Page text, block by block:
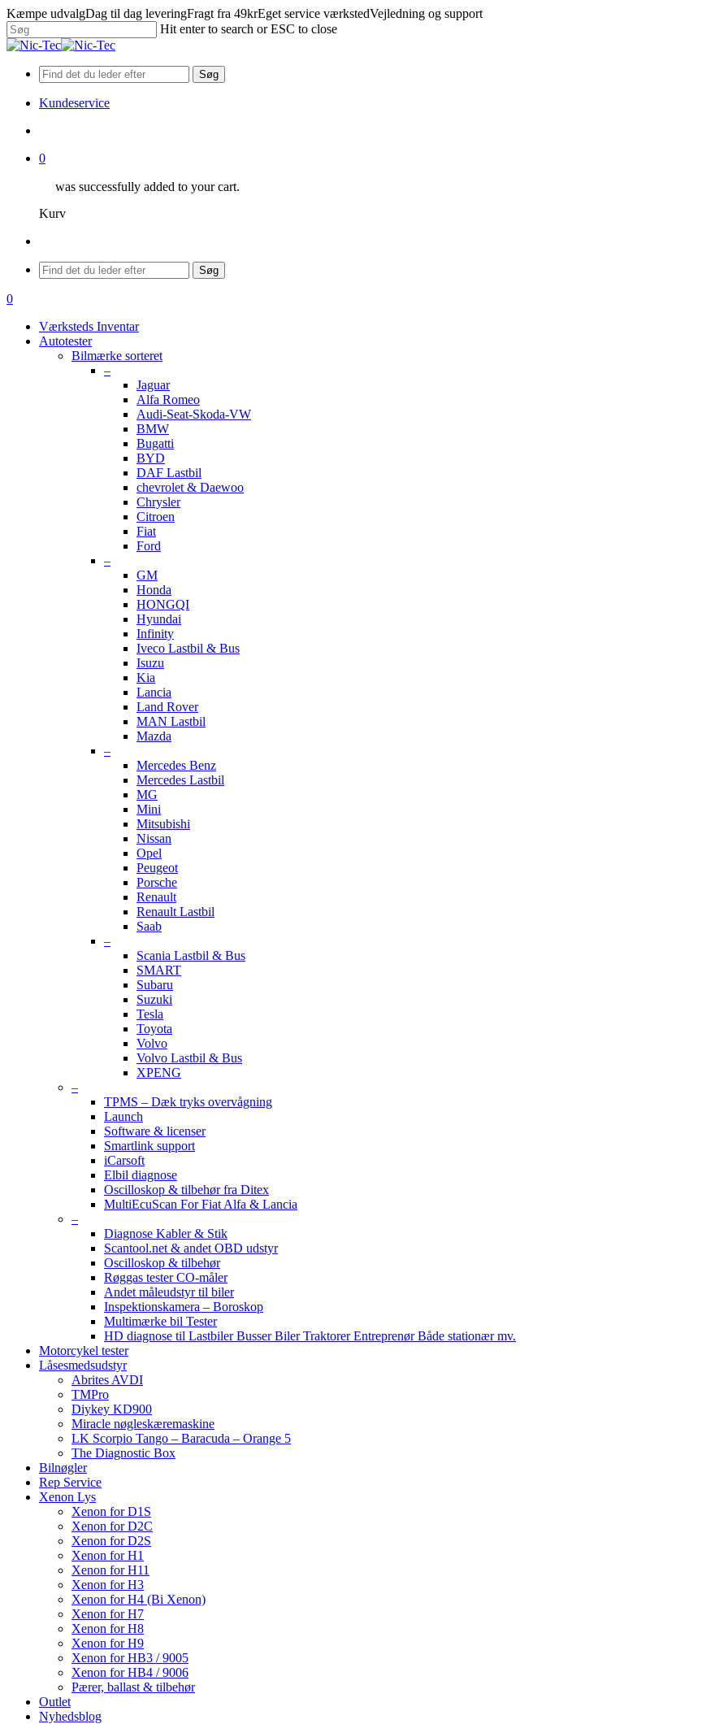
Skip
to
main
Kæmpe udvalgDag til dag leveringFragt fra 49krEget service værkstedVejledning og support
Hit enter to search or ESC to close
Close
Søg
Kundeservice
0
was successfully added to your cart.
Kurv
Menu
Søg
search
0
Værksteds Inventar
Autotester
Bilmærke sorteret
–
Jaguar
Alfa Romeo
Audi-Seat-Skoda-VW
BMW
Bugatti
BYD
DAF Lastbil
chevrolet & Daewoo
Chrysler
Citroen
Fiat
Ford
–
GM
Honda
HONGQI
Hyundai
Infinity
Iveco Lastbil & Bus
Isuzu
Kia
Lancia
Land Rover
MAN Lastbil
Mazda
–
Mercedes Benz
Mercedes Lastbil
MG
Mini
Mitsubishi
Nissan
Opel
Peugeot
Porsche
Renault
Renault Lastbil
Saab
–
Scania Lastbil & Bus
SMART
Subaru
Suzuki
Tesla
Toyota
Volvo
Volvo Lastbil & Bus
XPENG
–
TPMS – Dæk tryks overvågning
Launch
Software & licenser
Smartlink support
iCarsoft
Elbil diagnose
Oscilloskop & tilbehør fra Ditex
MultiEcuScan For Fiat Alfa & Lancia
–
Diagnose Kabler & Stik
Scantool.net & andet OBD udstyr
Oscilloskop & tilbehør
Røggas tester CO-måler
Andet måleudstyr til biler
Inspektionskamera – Boroskop
Multimærke bil Tester
HD diagnose til Lastbiler Busser Biler Traktorer Entreprenør Både stationær mv.
Motorcykel tester
Låsesmedsudstyr
Abrites AVDI
TMPro
Diykey KD900
Miracle nøgleskæremaskine
LK Scorpio Tango – Baracuda – Orange 5
The Diagnostic Box
Bilnøgler
Rep Service
Xenon Lys
Xenon for D1S
Xenon for D2C
Xenon for D2S
Xenon for H1
Xenon for H11
Xenon for H3
Xenon for H4 (Bi Xenon)
Xenon for H7
Xenon for H8
Xenon for H9
Xenon for HB3 / 9005
Xenon for HB4 / 9006
Pærer, ballast & tilbehør
Outlet
Nyhedsblog